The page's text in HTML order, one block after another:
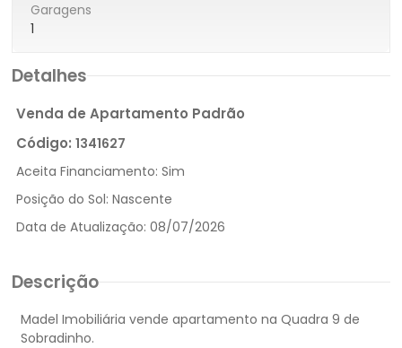
Garagens
1
Detalhes
Venda de Apartamento Padrão
Código: 1341627
Aceita Financiamento: Sim
Posição do Sol: Nascente
Data de Atualização: 08/07/2026
Descrição
Madel Imobiliária vende apartamento na Quadra 9 de
Sobradinho.